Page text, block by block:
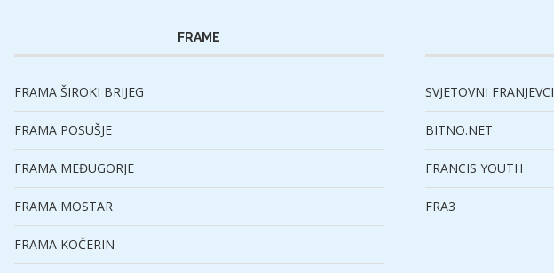
FRAME
FRAMA ŠIROKI BRIJEG
FRAMA POSUŠJE
FRAMA MEĐUGORJE
FRAMA MOSTAR
FRAMA KOČERIN
SVJETOVNI FRANJEVCI
BITNO.NET
FRANCIS YOUTH
FRA3